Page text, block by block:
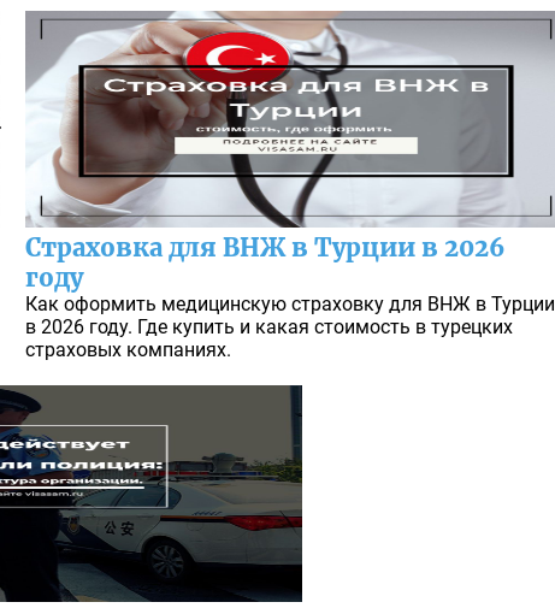
Страховка для ВНЖ в Турции в 2026
году
Как оформить медицинскую страховку для ВНЖ в Турции
в 2026 году. Где купить и какая стоимость в турецких
страховых компаниях.